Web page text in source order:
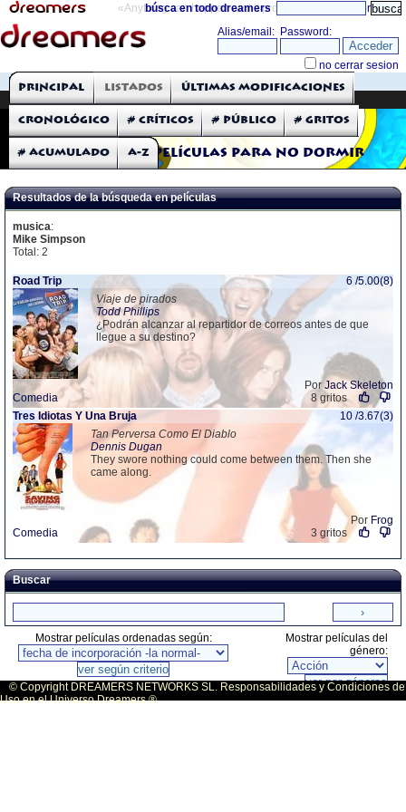
«Anything can happen and it probably will» directorio
búsca en todo dreamers
THE DREAMERS
Críticas: Películas
Películas para no dormir
Principal Listados Últimas modificaciones
Cronológico # Críticos # Público # Gritos
# Acumulado A-Z
Resultados de la búsqueda en películas
musica:
Mike Simpson
Total: 2
Road Trip
6 /5.00(8)
Viaje de pirados
Todd Phillips
¿Podrán alcanzar al repartidor de correos antes de que
llegue a su destino?
PorJack Skeleton
Comedia
8 gritos
Tres Idiotas Y Una Bruja
10 /3.67(3)
Tan Perversa Como El Diablo
Dennis Dugan
They swore nothing could come between them. Then she
came along.
Por Frog
Comedia
3 gritos
Buscar
Mostrar películas ordenadas según:
Mostrar películas del
género:
© Copyright DREAMERS NETWORKS SL. Responsabilidades y Condiciones de
Uso en el Universo Dreamers ®